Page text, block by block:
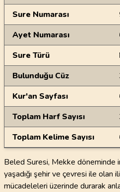
Sure Numarası
Ayet Numarası
Sure Türü
Bulunduğu Cüz
Kur'an Sayfası
Toplam Harf Sayısı
Toplam Kelime Sayısı
Beled Suresi, Mekke döneminde
yaşadığı şehir ve çevresi ile olan
mücadeleleri üzerinde durarak